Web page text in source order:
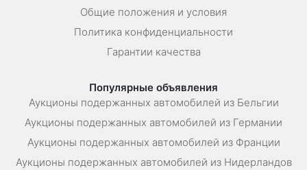
Общие положения и условия
Политика конфиденциальности
Гарантии качества
Популярные объявления
Аукционы подержанных автомобилей из Бельгии
Аукционы подержанных автомобилей из Германии
Аукционы подержанных автомобилей из Франции
Аукционы подержанных автомобилей из Нидерландов